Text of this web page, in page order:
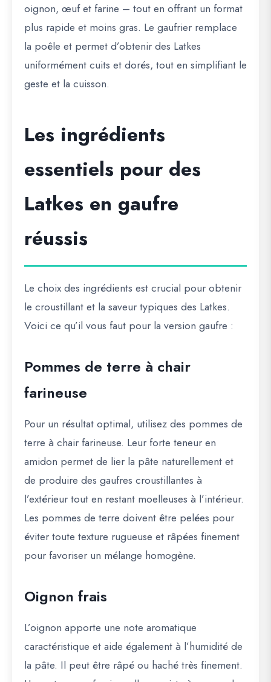
oignon, œuf et farine – tout en offrant un format
plus rapide et moins gras. Le gaufrier remplace
la poêle et permet d’obtenir des Latkes
uniformément cuits et dorés, tout en simplifiant le
geste et la cuisson.
Les ingrédients
essentiels pour des
Latkes en gaufre
réussis
Le choix des ingrédients est crucial pour obtenir
le croustillant et la saveur typiques des Latkes.
Voici ce qu’il vous faut pour la version gaufre :
Pommes de terre à chair
farineuse
Pour un résultat optimal, utilisez des pommes de
terre à chair farineuse. Leur forte teneur en
amidon permet de lier la pâte naturellement et
de produire des gaufres croustillantes à
l’extérieur tout en restant moelleuses à l’intérieur.
Les pommes de terre doivent être pelées pour
éviter toute texture rugueuse et râpées finement
pour favoriser un mélange homogène.
Oignon frais
L’oignon apporte une note aromatique
caractéristique et aide également à l’humidité de
la pâte. Il peut être râpé ou haché très finement.